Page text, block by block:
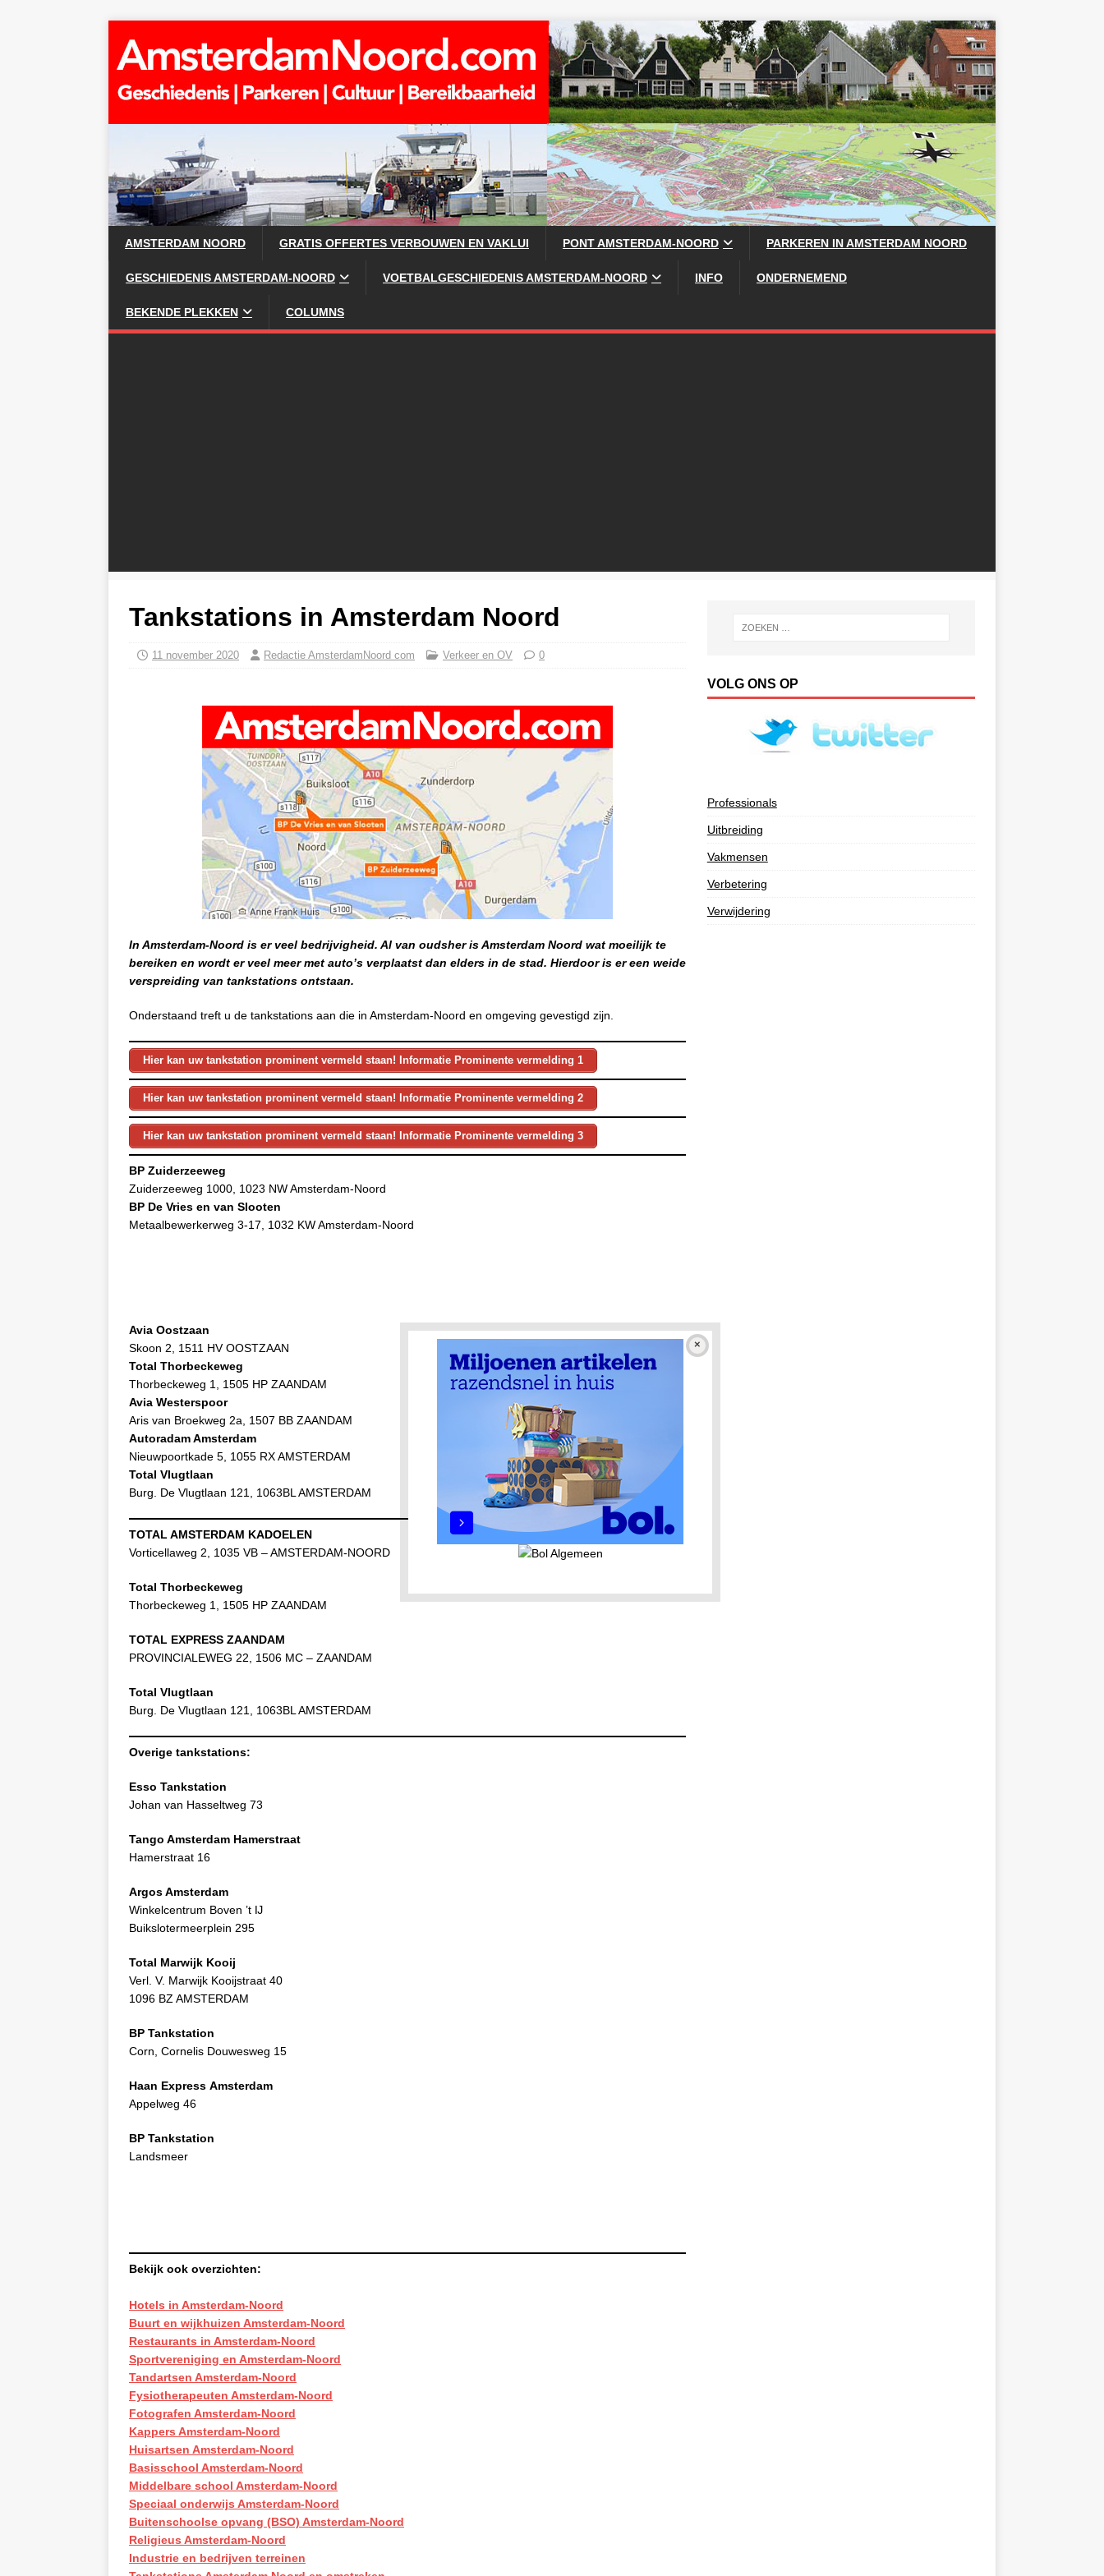
AMSTERDAM NOORD GRATIS OFFERTES VERBOUWEN EN VAKLUI PONT AMSTERDAM-NOORD PARKEREN IN AMSTERDAM NOORD
GESCHIEDENIS AMSTERDAM-NOORD VOETBALGESCHIEDENIS AMSTERDAM-NOORD INFO ONDERNEMEND
BEKENDE PLEKKEN COLUMNS
Tankstations in Amsterdam Noord
11 november 2020 Redactie AmsterdamNoord com Verkeer en OV 0
In Amsterdam-Noord is er veel bedrijvigheid. Al van oudsher is Amsterdam Noord wat moeilijk te
bereiken en wordt er veel meer met auto’s verplaatst dan elders in de stad. Hierdoor is er een weide
verspreiding van tankstations ontstaan.
Onderstaand treft u de tankstations aan die in Amsterdam-Noord en omgeving gevestigd zijn.
Hier kan uw tankstation prominent vermeld staan! Informatie Prominente vermelding 1
Hier kan uw tankstation prominent vermeld staan! Informatie Prominente vermelding 2
Hier kan uw tankstation prominent vermeld staan! Informatie Prominente vermelding 3
BP Zuiderzeeweg
Zuiderzeeweg 1000, 1023 NW Amsterdam-Noord
BP De Vries en van Slooten
Metaalbewerkerweg 3-17, 1032 KW Amsterdam-Noord
Avia Oostzaan
Skoon 2, 1511 HV OOSTZAAN
Total Thorbeckeweg
Thorbeckeweg 1, 1505 HP ZAANDAM
Avia Westerspoor
Aris van Broekweg 2a, 1507 BB ZAANDAM
Autoradam Amsterdam
Nieuwpoortkade 5, 1055 RX AMSTERDAM
Total Vlugtlaan
Burg. De Vlugtlaan 121, 1063BL AMSTERDAM
TOTAL AMSTERDAM KADOELEN
Vorticellaweg 2, 1035 VB – AMSTERDAM-NOORD
Total Thorbeckeweg
Thorbeckeweg 1, 1505 HP ZAANDAM
TOTAL EXPRESS ZAANDAM
PROVINCIALEWEG 22, 1506 MC – ZAANDAM
Total Vlugtlaan
Burg. De Vlugtlaan 121, 1063BL AMSTERDAM
Overige tankstations:
Esso Tankstation
Johan van Hasseltweg 73
Tango Amsterdam Hamerstraat
Hamerstraat 16
Argos Amsterdam
Winkelcentrum Boven ’t Ĳ
Buikslotermeerplein 295
Total Marwijk Kooij
Verl. V. Marwijk Kooijstraat 40
1096 BZ AMSTERDAM
BP Tankstation
Corn, Cornelis Douwesweg 15
Haan Express Amsterdam
Appelweg 46
BP Tankstation
Landsmeer
Bekijk ook overzichten:
Hotels in Amsterdam-Noord
Buurt en wijkhuizen Amsterdam-Noord
Restaurants in Amsterdam-Noord
Sportvereniging en Amsterdam-Noord
Tandartsen Amsterdam-Noord
Fysiotherapeuten Amsterdam-Noord
Fotografen Amsterdam-Noord
Kappers Amsterdam-Noord
Huisartsen Amsterdam-Noord
Basisschool Amsterdam-Noord
Middelbare school Amsterdam-Noord
Speciaal onderwijs Amsterdam-Noord
Buitenschoolse opvang (BSO) Amsterdam-Noord
Religieus Amsterdam-Noord
Industrie en bedrijven terreinen
VOLG ONS OP
Professionals
Uitbreiding
Vakmensen
Verbetering
Verwijdering